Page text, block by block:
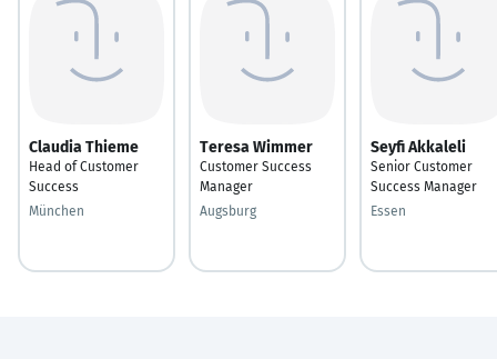
Claudia Thieme
Head of Customer
Success
München
Teresa Wimmer
Customer Success
Manager
Augsburg
Seyfi Akkaleli
Senior Customer
Success Manager
Essen